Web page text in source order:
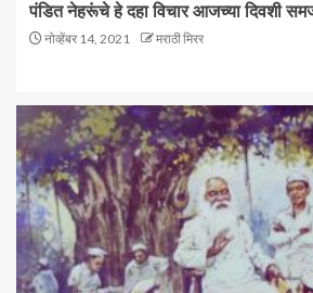
पंडित नेहरूंचे हे दहा विचार आजच्या दिवशी
नोव्हेंबर 14, 2021 मराठी मिरर